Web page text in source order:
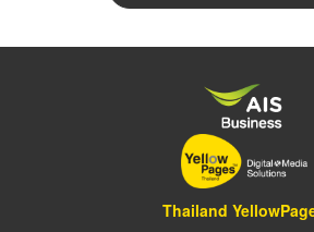
Thailand